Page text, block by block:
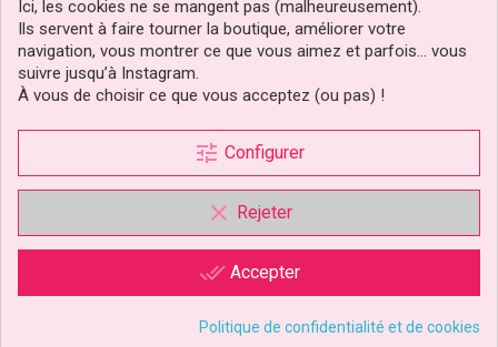
Pinceau Alimentaire Taille
0
Prix
3,99 €
Ajouter au panier
1 avis
Valise Coffre À Outils
Ultimate Tool Caddy Aqua
Prix
69,90 €
Ajouter au panier
Ici, les cookies ne se mangent pas (malheureusement).
Ils servent à faire tourner la boutique, améliorer votre
navigation, vous montrer ce que vous aimez et parfois… vous
suivre jusqu’à Instagram.
À vous de choisir ce que vous acceptez (ou pas) !
tune Configurer
clear Rejeter
done_all Accepter
Politique de confidentialité et de cookies